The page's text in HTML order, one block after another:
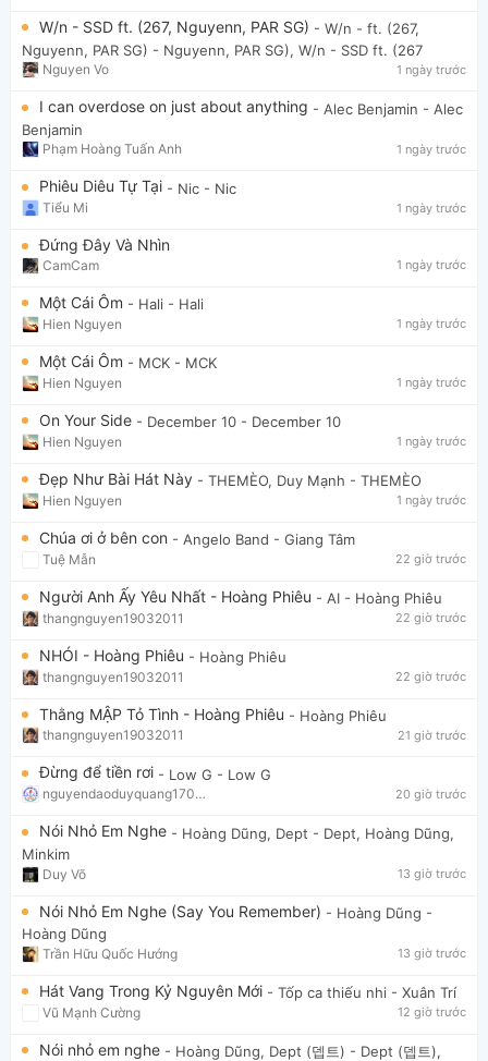
W/n - SSD ft. (267, Nguyenn, PAR SG) - W/n - ft. (267,
Nguyenn, PAR SG) - Nguyenn, PAR SG), W/n - SSD ft. (267
Nguyen Vo 1 ngày trước
I can overdose on just about anything - Alec Benjamin - Alec
Benjamin
Phạm Hoàng Tuấn Anh 1 ngày trước
Phiêu Diêu Tự Tại - Nic - Nic
Tiểu Mi 1 ngày trước
Đứng Đây Và Nhìn
CamCam 1 ngày trước
Một Cái Ôm - Hali - Hali
Hien Nguyen 1 ngày trước
Một Cái Ôm - MCK - MCK
Hien Nguyen 1 ngày trước
On Your Side - December 10 - December 10
Hien Nguyen 1 ngày trước
Đẹp Như Bài Hát Này - THEMÈO, Duy Mạnh - THEMÈO
Hien Nguyen 1 ngày trước
Chúa ơi ở bên con - Angelo Band - Giang Tâm
Tuệ Mẫn 22 giờ trước
Người Anh Ấy Yêu Nhất - Hoàng Phiêu - AI - Hoàng Phiêu
thangnguyen19032011 22 giờ trước
NHÓI - Hoàng Phiêu - Hoàng Phiêu
thangnguyen19032011 22 giờ trước
Thằng MẬP Tỏ Tình - Hoàng Phiêu - Hoàng Phiêu
thangnguyen19032011 21 giờ trước
Đừng để tiền rơi - Low G - Low G
nguyendaoduyquang17021 20 giờ trước
Nói Nhỏ Em Nghe - Hoàng Dũng, Dept - Dept, Hoàng Dũng,
Minkim
Duy Võ 13 giờ trước
Nói Nhỏ Em Nghe (Say You Remember) - Hoàng Dũng -
Hoàng Dũng
Trần Hữu Quốc Hướng 13 giờ trước
Hát Vang Trong Kỷ Nguyên Mới - Tốp ca thiếu nhi - Xuân Trí
Vũ Mạnh Cường 12 giờ trước
Nói nhỏ em nghe - Hoàng Dũng, Dept (뎁트) - Dept (뎁트),